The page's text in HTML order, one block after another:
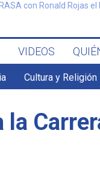
con Ronald Rojas
VIDEOS
Cultura y Religión